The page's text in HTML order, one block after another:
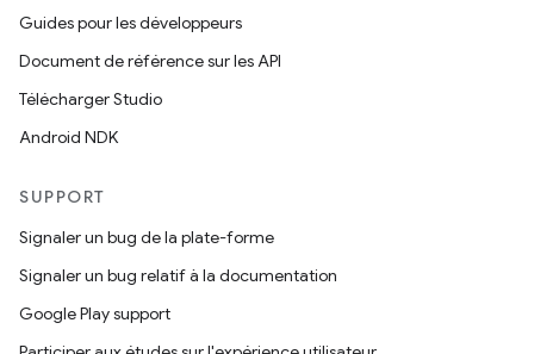
Guides pour les développeurs
Document de référence sur les API
Télécharger Studio
Android NDK
SUPPORT
Signaler un bug de la plate-forme
Signaler un bug relatif à la documentation
Google Play support